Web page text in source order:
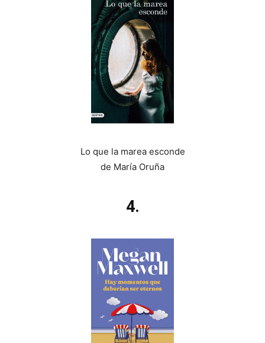
Lo que la marea esconde
de María Oruña
4.